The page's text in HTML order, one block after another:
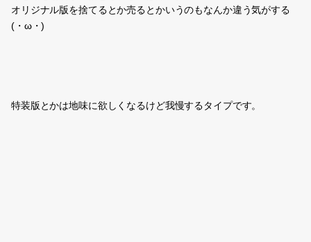
オリジナル版を捨てるとか売るとかいうのもなんか違う気がする
(・ω・)
特装版とかは地味に欲しくなるけど我慢するタイプです。